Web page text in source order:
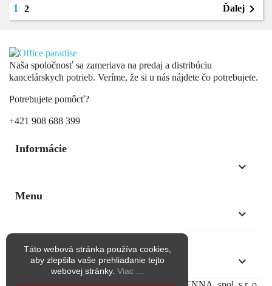
1 2 Ďalej 
Naša spoločnosť sa zameriava na predaj a distribúciu
kancelárskych potrieb. Veríme, že si u nás nájdete čo potrebujete.
Potrebujete pomôcť?
+421 908 688 399
Informácie
keyboard_arrow_down
Menu
keyboard_arrow_down
Kontakt
keyboard_arrow_down
Táto webová stránka používa cookies,
aby zlepšila vaše prehliadanie tejto
webovej stránky. Viac ...